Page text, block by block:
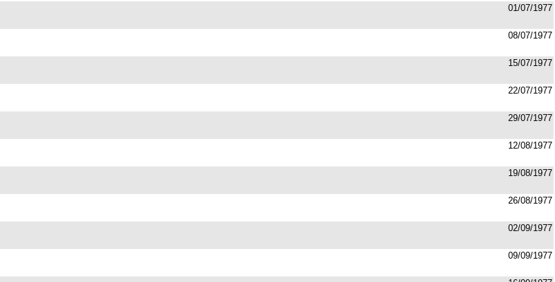
01/07/1977
08/07/1977
15/07/1977
22/07/1977
29/07/1977
12/08/1977
19/08/1977
26/08/1977
02/09/1977
09/09/1977